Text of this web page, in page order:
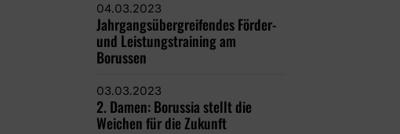
04.03.2023
Jahrgangsübergreifendes Förder-
und Leistungstraining am
Borussen
03.03.2023
2. Damen: Borussia stellt die
Weichen für die Zukunft